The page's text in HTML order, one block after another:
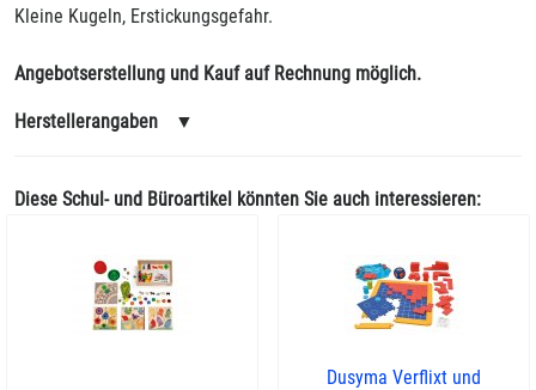
Kleine Kugeln, Erstickungsgefahr.
Angebotserstellung und Kauf auf Rechnung möglich.
Herstellerangaben ▼
Diese Schul- und Büroartikel könnten Sie auch interessieren:
Dusyma Verflixt und